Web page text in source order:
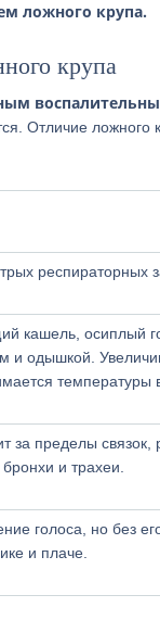
ложного крупа.
крупа
Отличие ложного
респираторных
кашель, осиплый
и одышкой.
температуры
за пределы связок,
и трахеи.
голоса, но без
и плаче.